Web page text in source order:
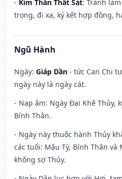
- Kim Thần Thất Sát: Tránh
trọng, đi xa, ký kết hợp đồng,
Ngũ Hành
Ngày: Giáp Dần - tức Can Chi
ngày này là ngày cát.
- Nạp âm: Ngày Đại Khê Thủy,
Bính Thân.
- Ngày này thuộc hành Thủy
các tuổi: Mậu Tý, Bính Thân và
không sợ Thủy.